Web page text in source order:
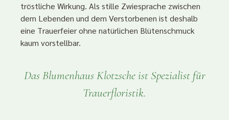
tröstliche Wirkung. Als stille Zwiesprache zwischen
dem Lebenden und dem Verstorbenen ist deshalb
eine Trauerfeier ohne natürlichen Blütenschmuck
kaum vorstellbar.
Das Blumenhaus Klotzsche ist Spezialist für
Trauerfloristik.